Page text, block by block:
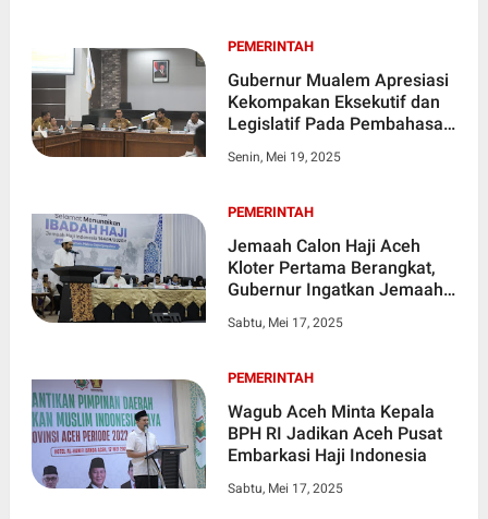
PEMERINTAH
Gubernur Mualem Apresiasi
Kekompakan Eksekutif dan
Legislatif Pada Pembahasan
Senin, Mei 19, 2025
PEMERINTAH
Jemaah Calon Haji Aceh
Kloter Pertama Berangkat,
Gubernur Ingatkan Jemaah
Sabtu, Mei 17, 2025
PEMERINTAH
Wagub Aceh Minta Kepala
BPH RI Jadikan Aceh Pusat
Embarkasi Haji Indonesia
Sabtu, Mei 17, 2025